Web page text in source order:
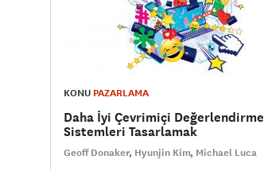
KONU PAZARLAMA
Daha İyi Çevrimiçi Değerlendirme
Sistemleri Tasarlamak
Geoff Donaker Hyunjin Kim Michael Luca